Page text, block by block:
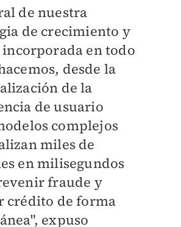
de nuestra
de crecimiento y
incorporada en todo
desde la
de la
de usuario
complejos
miles de
en milisegundos
fraude y
crédito de forma
expuso